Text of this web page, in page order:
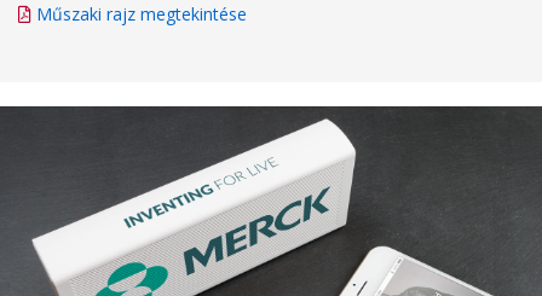
Műszaki rajz megtekintése